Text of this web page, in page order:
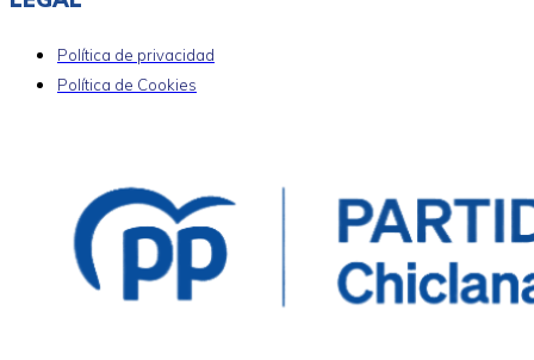
Política de privacidad
Política de Cookies